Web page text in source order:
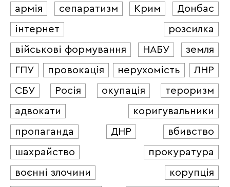
армія
сепаратизм Крим
Донбас
інтернет
розсилка
військові формування
НАБУ
земля
ГПУ
провокація нерухомість
ЛНР
СБУ
Росія окупація
тероризм
адвокати
коригувальники
пропаганда
ДНР
вбивство
шахрайство
прокуратура
воєнні злочини
корупція